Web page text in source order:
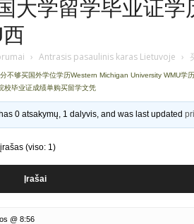
大学留学毕业证
› Antrasis pasaulinis karas Lietuvoje ›
不够买国外学位学历Western Michigan University WMU学历
校毕业证成绩单购买留学文凭
0 atsakymų, 1 dalyvis, and was last updated
(viso: 1)
Įrašai
@ 8:56